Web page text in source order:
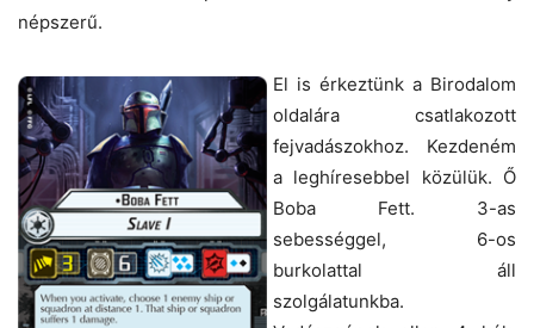
népszerű.
El is érkeztünk a Birodalom
oldalára csatlakozott
fejvadászokhoz. Kezdeném
a leghíresebbel közülük. Ő
Boba Fett. 3-as
sebességgel, 6-os
burkolattal áll
szolgálatunkba.